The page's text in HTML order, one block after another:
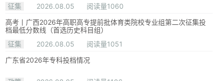
征集
2026.08.05
阅读量1060
高考丨广西2026年高职高专提前批体育类院校专业组第二次征集投
档最低分数线（首选历史科目组）
征集
2026.08.05
阅读量1051
广东省2026年专科投档情况